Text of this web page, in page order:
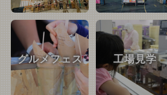
グルメフェス 工場見学